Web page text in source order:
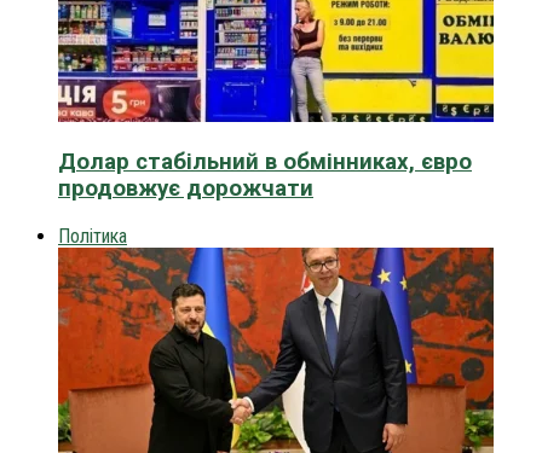
Долар стабільний в обмінниках, євро
продовжує дорожчати
Політика